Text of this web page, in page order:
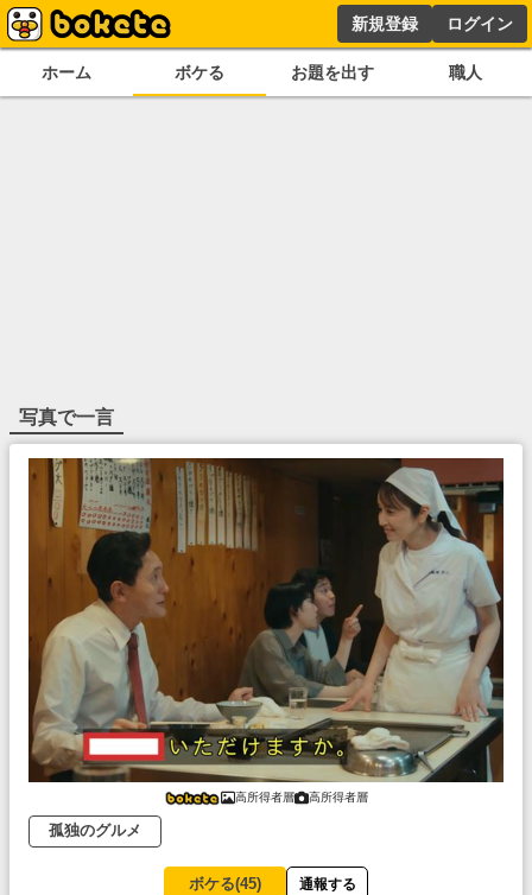
新規登録 ログイン
ホーム ボケる お題を出す 職人
写真で一言
高所得者層 高所得者層
孤独のグルメ
ボケる(45) 通報する